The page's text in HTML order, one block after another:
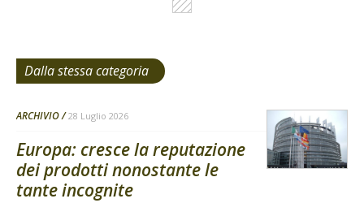
Dalla stessa categoria
ARCHIVIO 28 Luglio 2026
Europa: cresce la reputazione
dei prodotti nonostante le
tante incognite